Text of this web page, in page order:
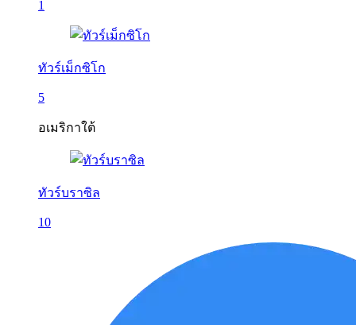
1
ทัวร์เม็กซิโก
5
อเมริกาใต้
ทัวร์บราซิล
10